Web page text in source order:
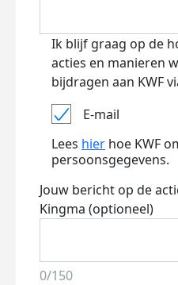
Ik blijf graag op de
acties en manieren
bijdragen aan KWF
E-mail
Lees hier hoe KWF
persoonsgegevens.
Jouw bericht op de
Kingma (optioneel)
0/150